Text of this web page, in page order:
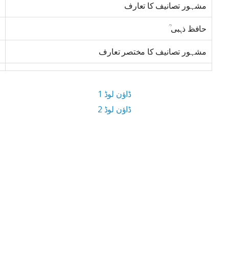
مشہور تصانیف کا تعارف
حافظ ذہبی ؒ
مشہور تصانیف کا مختصر تعارف
ڈاؤن لوڈ 1
ڈاؤن لوڈ 2